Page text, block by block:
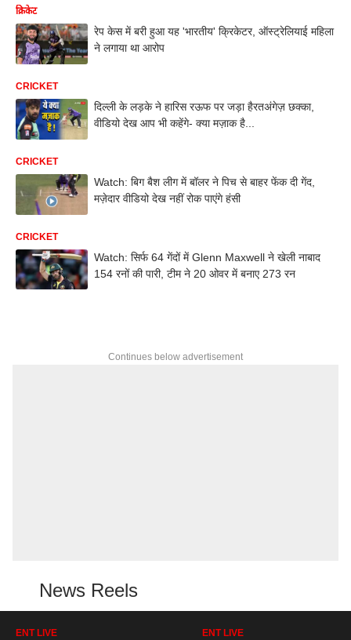
क्रिकेट
रेप केस में बरी हुआ यह 'भारतीय' क्रिकेटर, ऑस्ट्रेलियाई महिला
ने लगाया था आरोप
CRICKET
दिल्ली के लड़के ने हारिस रऊफ पर जड़ा हैरतअंगेज़ छक्का,
वीडियो देख आप भी कहेंगे- क्या मज़ाक है...
CRICKET
Watch: बिग बैश लीग में बॉलर ने पिच से बाहर फेंक दी गेंद,
मज़ेदार वीडियो देख नहीं रोक पाएंगे हंसी
CRICKET
Watch: सिर्फ 64 गेंदों में Glenn Maxwell ने खेली नाबाद
154 रनों की पारी, टीम ने 20 ओवर में बनाए 273 रन
Continues below advertisement
News Reels
ENT LIVE ENT LIVE